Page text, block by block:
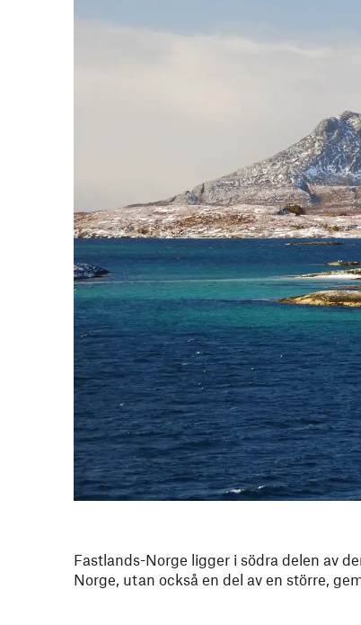
Fastlands-Norge ligger i södra delen av
Norge, utan också en del av en större,